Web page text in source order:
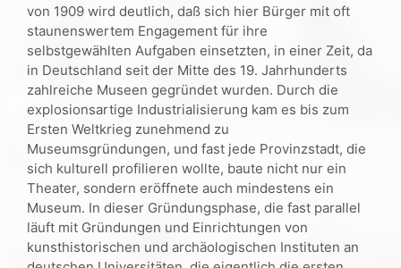
von 1909 wird deutlich, daß sich hier Bürger mit oft
staunenswertem Engagement für ihre
selbstgewählten Aufgaben einsetzten, in einer Zeit, da
in Deutschland seit der Mitte des 19. Jahrhunderts
zahlreiche Museen gegründet wurden. Durch die
explosionsartige Industrialisierung kam es bis zum
Ersten Weltkrieg zunehmend zu
Museumsgründungen, und fast jede Provinzstadt, die
sich kulturell profilieren wollte, baute nicht nur ein
Theater, sondern eröffnete auch mindestens ein
Museum. In dieser Gründungsphase, die fast parallel
läuft mit Gründungen und Einrichtungen von
kunsthistorischen und archäologischen Instituten an